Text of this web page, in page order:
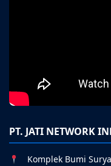
PT. JATI NETWORK
Komplek Bumi